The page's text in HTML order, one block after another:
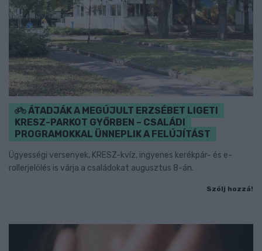
ÁTADJÁK A MEGÚJULT ERZSÉBET LIGETI
KRESZ-PARKOT GYŐRBEN – CSALÁDI
PROGRAMOKKAL ÜNNEPLIK A FELÚJÍTÁST
Ügyességi versenyek, KRESZ-kvíz, ingyenes kerékpár- és e-
rollerjelölés is várja a családokat augusztus 8-án.
Szólj hozzá!